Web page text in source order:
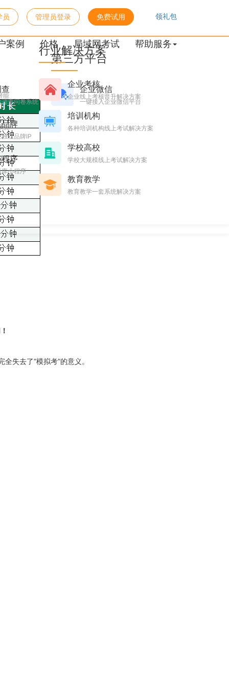
员 管理员登录 免费试用 领礼包
查问卷系统
牌
立品牌IP
序
小程序
第三方平台
企业微信
一键接入企业微信平台
能
统
行业解决方案
企业考核
企业线上考核晋升解决方案
培训机构
各种培训机构线上考试解决方案
学校高校
学校大规模线上考试解决方案
教育教学
教育教学一套系统解决方案
案例 价格 局域网考试 帮助服务
失去了“模拟考”的意义。